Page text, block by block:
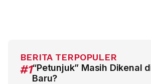
BERITA TERPOPULER
#1“Petunjuk” Masih Dikenal
Baru?